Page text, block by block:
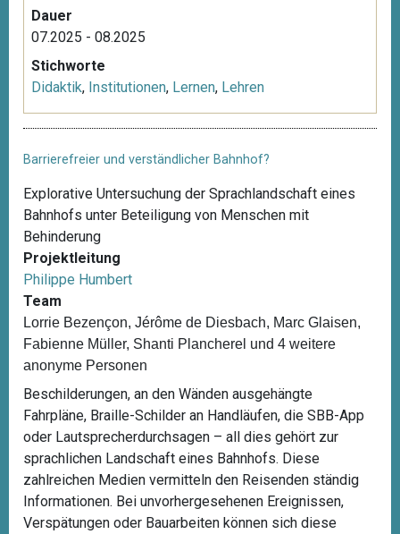
Dauer
07.2025 - 08.2025
Stichworte
Didaktik, Institutionen, Lernen, Lehren
Barrierefreier und verständlicher Bahnhof?
Explorative Untersuchung der Sprachlandschaft eines
Bahnhofs unter Beteiligung von Menschen mit
Behinderung
Projektleitung
Philippe Humbert
Team
Lorrie Bezençon, Jérôme de Diesbach, Marc Glaisen,
Fabienne Müller, Shanti Plancherel und 4 weitere
anonyme Personen
Beschilderungen, an den Wänden ausgehängte
Fahrpläne, Braille-Schilder an Handläufen, die SBB-App
oder Lautsprecherdurchsagen – all dies gehört zur
sprachlichen Landschaft eines Bahnhofs. Diese
zahlreichen Medien vermitteln den Reisenden ständig
Informationen. Bei unvorhergesehenen Ereignissen,
Verspätungen oder Bauarbeiten können sich diese